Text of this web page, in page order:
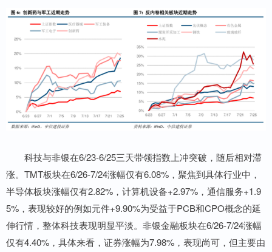
科技与非银在6/23-6/25三天带领指数上冲突破，随后相对滞
涨。TMT板块在6/26-7/24涨幅仅有6.08%，聚焦到具体行业中，
半导体板块涨幅仅有2.82%，计算机设备+2.97%，通信服务+1.9
5%，表现较好的例如元件+9.90%为受益于PCB和CPO概念的延
伸行情，整体科技表现明显平淡。非银金融板块在6/26-7/24涨幅
仅有4.40%，具体来看，证券涨幅为7.98%，表现尚可，但主要由